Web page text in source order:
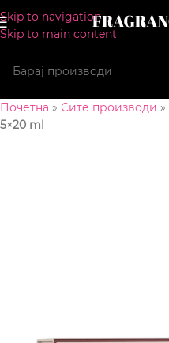
Skip to navigation
Skip to main content
Почетна » Сите производи »
5×20 ml